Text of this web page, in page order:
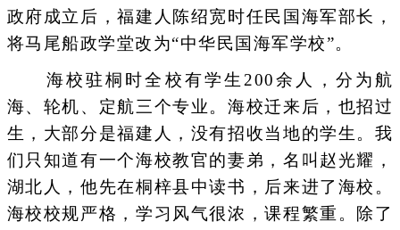
政府成立后，福建人陈绍宽时任民国海军部长，
将马尾船政学堂改为“中华民国海军学校”。
海校驻桐时全校有学生200余人，分为航
海、轮机、定航三个专业。海校迁来后，也招过
生，大部分是福建人，没有招收当地的学生。我
们只知道有一个海校教官的妻弟，名叫赵光耀，
湖北人，他先在桐梓县中读书，后来进了海校。
海校校规严格，学习风气很浓，课程繁重。除了